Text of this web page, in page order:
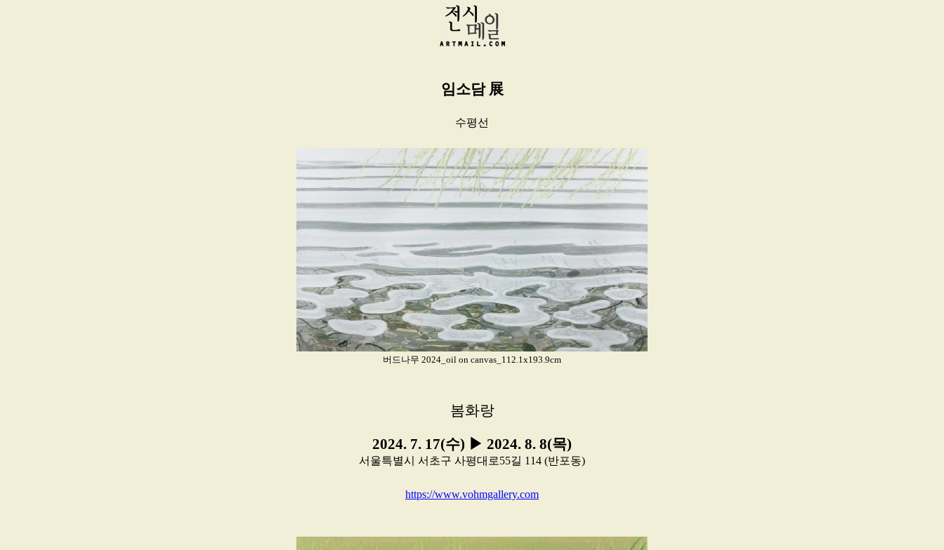
임소담 展
수평선
버드나무 2024_oil on canvas_112.1x193.9cm
봄화랑
2024. 7. 17(수) ▶ 2024. 8. 8(목)
서울특별시 서초구 사평대로55길 114 (반포동)
https://www.vohmgallery.com